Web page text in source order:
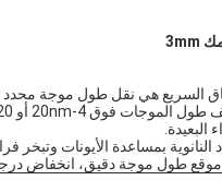
السريع هي نقل طول موجة
بمساعدة الأيونات وتبخر
طول موجة دقيق، انخفاض